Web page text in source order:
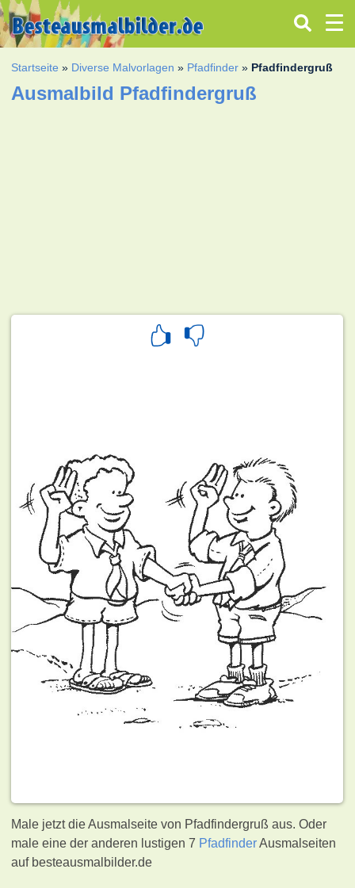
Startseite » Diverse Malvorlagen » Pfadfinder » Pfadfindergruß
Ausmalbild Pfadfindergruß
Male jetzt die Ausmalseite von Pfadfindergruß aus. Oder
male eine der anderen lustigen 7 PfadfinderAusmalseiten
auf besteausmalbilder.de